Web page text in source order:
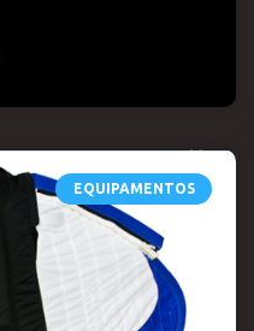
EQUIPAMENTOS